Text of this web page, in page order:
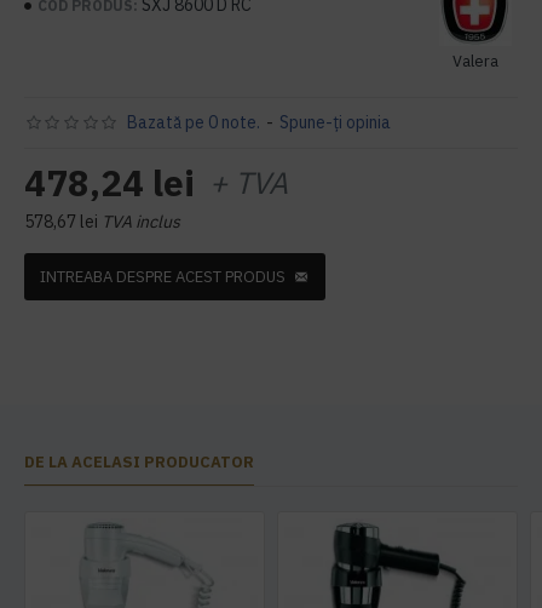
COD PRODUS: SXJ 8600 D RC
Valera
Bazată pe 0 note. - Spune-ţi opinia
478,24 lei + TVA
578,67 lei TVA inclus
INTREABA DESPRE ACEST PRODUS
DE LA ACELASI PRODUCATOR